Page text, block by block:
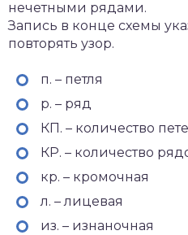
нечетными рядами.
Запись в конце схемы
повторять узор.
п. – петля
р. – ряд
КП. – количество
КР. – количество
кр. – кромочная
л. – лицевая
из. – изнаночная